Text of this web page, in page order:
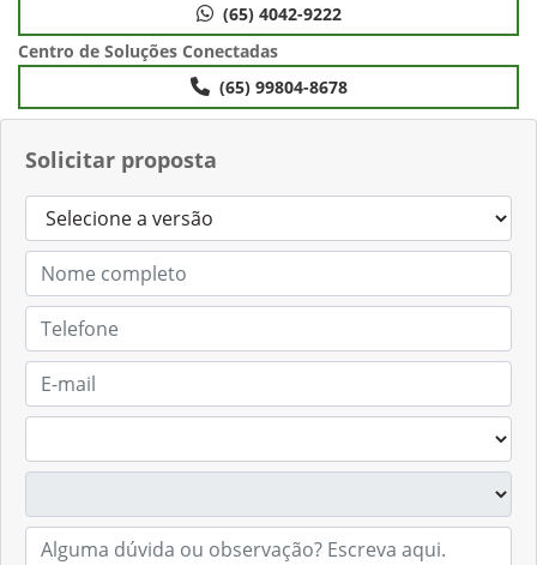
Solicitar proposta
(65) 4042-9222
Centro de Soluções Conectadas
(65) 99804-8678